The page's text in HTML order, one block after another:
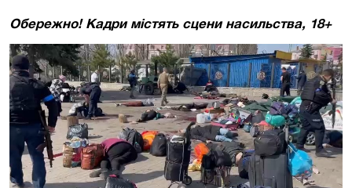
Обережно! Кадри містять сцени насильства, 18+